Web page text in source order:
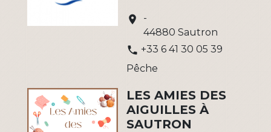
location_on
-
44880 Sautron
phone +33 6 41 30 05 39
Pêche
LES AMIES DES
AIGUILLES À
SAUTRON